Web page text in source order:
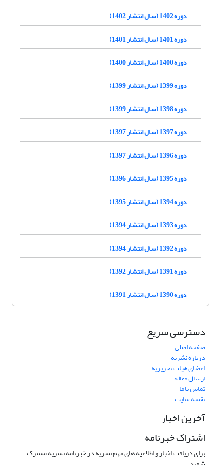
دوره 1402 (سال انتشار 1402)
دوره 1401 (سال انتشار 1401)
دوره 1400 (سال انتشار 1400)
دوره 1399 (سال انتشار 1399)
دوره 1398 (سال انتشار 1399)
دوره 1397 (سال انتشار 1397)
دوره 1396 (سال انتشار 1397)
دوره 1395 (سال انتشار 1396)
دوره 1394 (سال انتشار 1395)
دوره 1393 (سال انتشار 1394)
دوره 1392 (سال انتشار 1394)
دوره 1391 (سال انتشار 1392)
دوره 1390 (سال انتشار 1391)
دسترسی سریع
صفحه اصلی
درباره نشریه
اعضای هیات تحریریه
ارسال مقاله
تماس با ما
نقشه سایت
آخرین اخبار
اشتراک خبرنامه
برای دریافت اخبار و اطلاعیه های مهم نشریه در خبرنامه نشریه مشترک